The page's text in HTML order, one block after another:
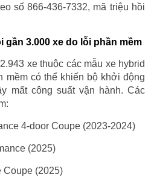
số 866-436-7332, mã triệu hồi
gần 3.000 xe do lỗi phần mềm
xe thuộc các mẫu xe hybrid
mềm có thể khiến bộ khởi động
mất công suất vận hành. Các
4-door Coupe (2023-2024)
(2025)
Coupe (2025)